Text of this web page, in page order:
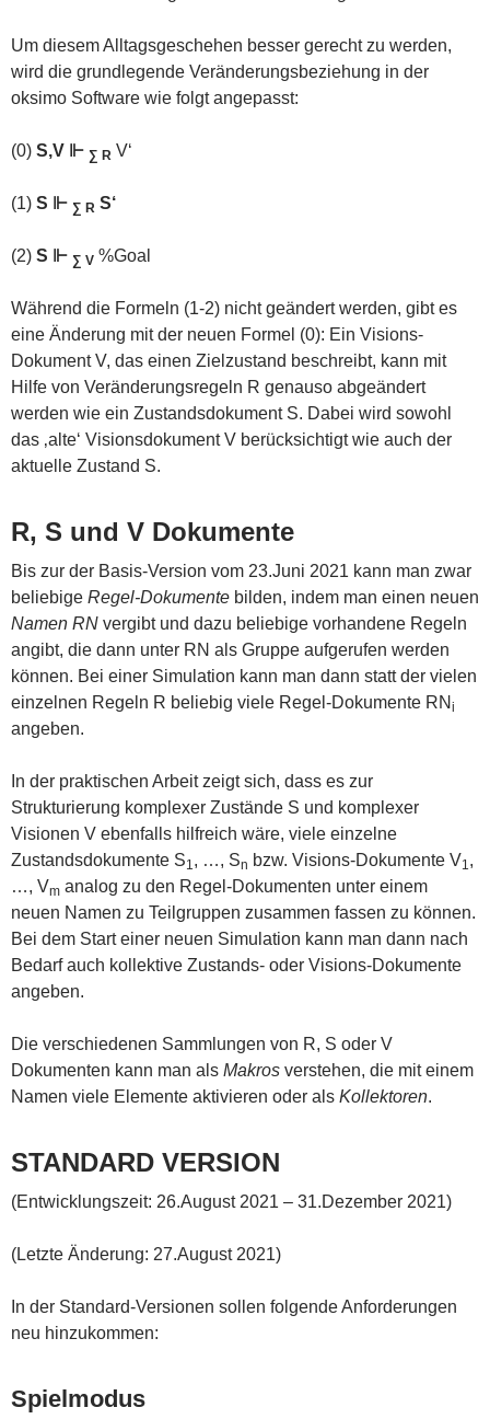
Um diesem Alltagsgeschehen besser gerecht zu werden,
wird die grundlegende Veränderungsbeziehung in der
oksimo Software wie folgt angepasst:
(0) S,V ⊩ ∑ R V‘
(1) S ⊩ ∑ R S‘
(2) S ⊩ ∑ V %Goal
Während die Formeln (1-2) nicht geändert werden, gibt es
eine Änderung mit der neuen Formel (0): Ein Visions-
Dokument V, das einen Zielzustand beschreibt, kann mit
Hilfe von Veränderungsregeln R genauso abgeändert
werden wie ein Zustandsdokument S. Dabei wird sowohl
das ‚alte‘ Visionsdokument V berücksichtigt wie auch der
aktuelle Zustand S.
R, S und V Dokumente
Bis zur der Basis-Version vom 23.Juni 2021 kann man zwar
beliebige Regel-Dokumente bilden, indem man einen neuen
Namen RN vergibt und dazu beliebige vorhandene Regeln
angibt, die dann unter RN als Gruppe aufgerufen werden
können. Bei einer Simulation kann man dann statt der vielen
einzelnen Regeln R beliebig viele Regel-Dokumente RN i
angeben.
In der praktischen Arbeit zeigt sich, dass es zur
Strukturierung komplexer Zustände S und komplexer
Visionen V ebenfalls hilfreich wäre, viele einzelne
Zustandsdokumente S1, …, Sn bzw. Visions-Dokumente V1,
…, Vm analog zu den Regel-Dokumenten unter einem
neuen Namen zu Teilgruppen zusammen fassen zu können.
Bei dem Start einer neuen Simulation kann man dann nach
Bedarf auch kollektive Zustands- oder Visions-Dokumente
angeben.
Die verschiedenen Sammlungen von R, S oder V
Dokumenten kann man als Makros verstehen, die mit einem
Namen viele Elemente aktivieren oder als Kollektoren.
STANDARD VERSION
(Entwicklungszeit: 26.August 2021 – 31.Dezember 2021)
(Letzte Änderung: 27.August 2021)
In der Standard-Versionen sollen folgende Anforderungen
neu hinzukommen:
Spielmodus